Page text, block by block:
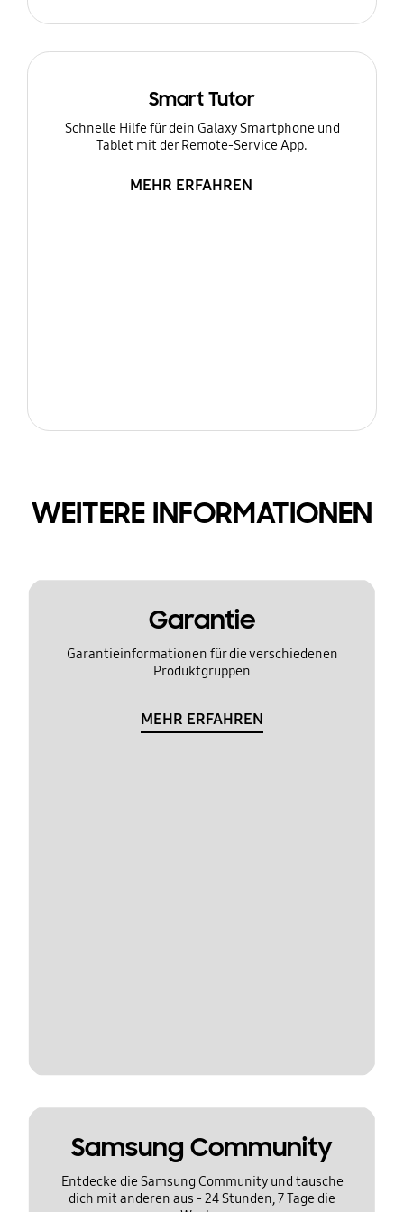
Smart Tutor
Schnelle Hilfe für dein Galaxy Smartphone und
Tablet mit der Remote-Service App.
MEHR ERFAHREN
WEITERE INFORMATIONEN
Garantie
Garantieinformationen für die verschiedenen
Produktgruppen
MEHR ERFAHREN
Samsung Community
Entdecke die Samsung Community und tausche
dich mit anderen aus - 24 Stunden, 7 Tage die